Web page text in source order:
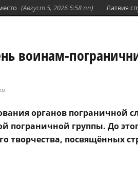
(Август 5, 2026 5:58 пп) Латвия
воинам-
органов пограничной
пограничной группы. До
творчества, посвящённых